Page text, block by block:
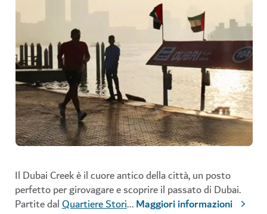
Il Dubai Creek è il cuore antico della città, un posto
perfetto per girovagare e scoprire il passato di Dubai.
Partite dalQuartiere Stori...Maggiori informazioni